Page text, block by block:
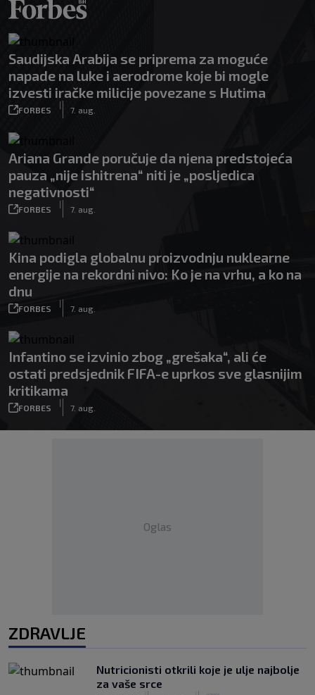
Saudijska Arabija se priprema za moguće
napade na luke i aerodrome koje bi mogle
izvesti iračke milicije povezane s Hutima
FORBES
|
7. aug.
Ariana Grande poručuje da njena predstojeća
pauza „nije ishitrena“ niti je „posljedica
negativnosti“
FORBES
|
7. aug.
Kina podigla globalnu proizvodnju nuklearne
energije na rekordni nivo: Ko je na vrhu, a ko na
dnu
FORBES
|
7. aug.
Infantino se izvinio zbog „grešaka“, ali će
ostati predsjednik FIFA-e uprkos sve glasnijim
kritikama
FORBES
|
7. aug.
Oglas
ZDRAVLJE
Nutricionisti otkrili koje je ulje najbolje
za vaše srce